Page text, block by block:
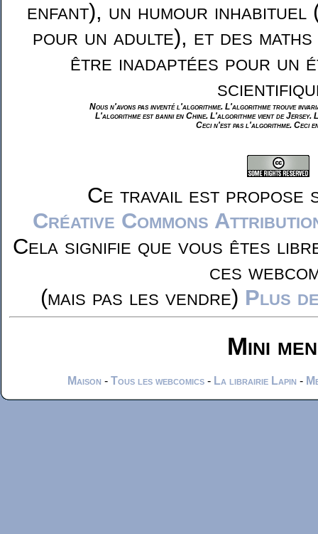
enfant), un humour inhabituel
pour un adulte), et des maths
être inadaptées pour un
Nous n'avons pas inventé l'algorithme. L'algorithme trouve
L'algorithme est banni en Chine. L'algorithme vient de Jersey.
Ceci n'est pas l'algorithme. Ceci
Ce travail est propose
Créative Commons
Cela signifie que vous êtes
ces
(mais pas les vendre) Plus
Mini
Maison - Tous les webcomics - La librairie Lapin -